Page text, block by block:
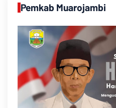
Pemkab Muarojambi